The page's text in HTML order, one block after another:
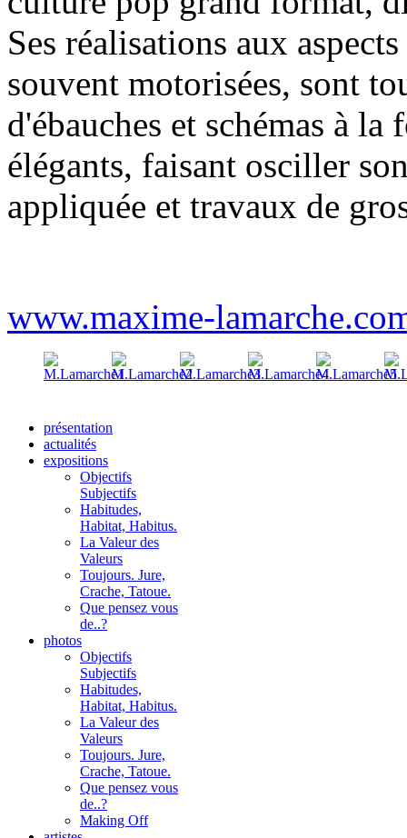
Ses réalisations aux
souvent motorisées, sont
d'ébauches et schémas à la
élégants, faisant osciller
appliquée et travaux de
www.maxime-
présentation
actualités
expositions
Objectifs
Subjectifs
Habitudes,
Habitat, Habitus.
La Valeur des
Valeurs
Toujours. Jure,
Crache, Tatoue.
Que pensez vous
de..?
photos
Objectifs
Subjectifs
Habitudes,
Habitat, Habitus.
La Valeur des
Valeurs
Toujours. Jure,
Crache, Tatoue.
Que pensez vous
de..?
Making Off